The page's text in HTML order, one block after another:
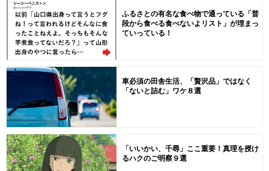
ふるさとの有名な食べ物で通っている「普
段から食べる食べないよリスト」が埋まっ
ていっている！
車必須の田舎生活、「贅沢品」ではなく
「ないと詰む」ワケ８選
「いいかい、千尋」ここ重要！真理を授け
るハクのご明察９選